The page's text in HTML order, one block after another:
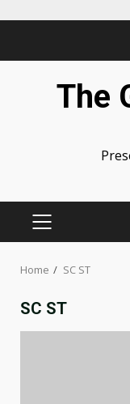
The
PRIMARY
Home SC ST
SC ST